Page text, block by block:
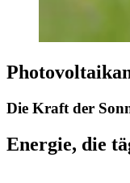
Die Kraft der
Energie, die